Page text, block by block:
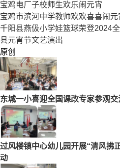
宝鸡电厂子校师生欢乐闹元宵
宝鸡市滨河中学教师欢欢喜喜闹元
千阳县燕伋小学娃篮球荣登2024
县元宵节文艺演出
原创
东城一小喜迎全国课改专家参观交
过风楼镇中心幼儿园开展“清风拂
动